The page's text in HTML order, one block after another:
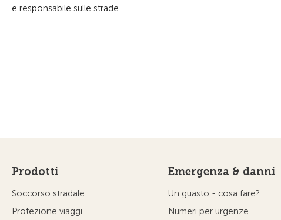
e responsabile sulle strade.
Prodotti
Soccorso stradale
Protezione viaggi
Emergenza & danni
Un guasto - cosa fare?
Numeri per urgenze